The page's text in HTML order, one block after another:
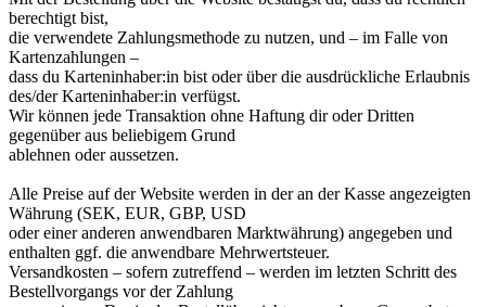
berechtigt bist,
die verwendete Zahlungsmethode zu nutzen, und – im Falle von
Kartenzahlungen –
dass du Karteninhaber:in bist oder über die ausdrückliche Erlaubnis
des/der Karteninhaber:in verfügst.
Wir können jede Transaktion ohne Haftung dir oder Dritten
gegenüber aus beliebigem Grund
ablehnen oder aussetzen.
Alle Preise auf der Website werden in der an der Kasse angezeigten
Währung (SEK, EUR, GBP, USD
oder einer anderen anwendbaren Marktwährung) angegeben und
enthalten ggf. die anwendbare Mehrwertsteuer.
Versandkosten – sofern zutreffend – werden im letzten Schritt des
Bestellvorgangs vor der Zahlung